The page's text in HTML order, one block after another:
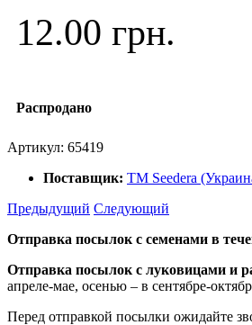
12.00 грн.
Распродано
Артикул: 65419
Поставщик: ТМ Seedera
Предыдущий Следующий
Отправка посылок с семенами в
Отправка посылок с луковицами и
апреле-мае, осенью – в сентябре-
Перед отправкой посылки ожидайте